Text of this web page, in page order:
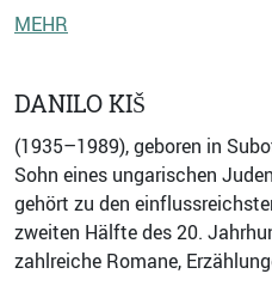
MEHR
DANILO KIŠ
(1935–1989), geboren in
Sohn eines ungarischen
gehört zu den
zweiten Hälfte des 20.
zahlreiche Romane,